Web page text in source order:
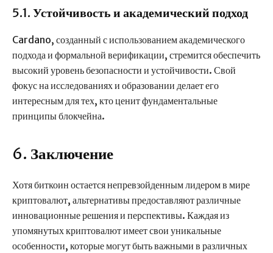
5.1. Устойчивость и академический подход
Cardano, созданный с использованием академического
подхода и формальной верификации, стремится обеспечить
высокий уровень безопасности и устойчивости. Свой
фокус на исследованиях и образовании делает его
интересным для тех, кто ценит фундаментальные
принципы блокчейна.
6. Заключение
Хотя биткоин остается непревзойденным лидером в мире
криптовалют, альтернативы предоставляют различные
инновационные решения и перспективы. Каждая из
упомянутых криптовалют имеет свои уникальные
особенности, которые могут быть важными в различных